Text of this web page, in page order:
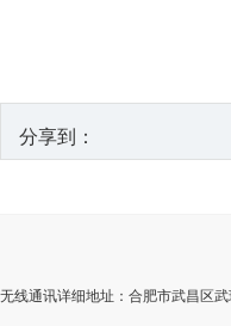
分享到：
无线通讯详细地址：合肥市武昌区